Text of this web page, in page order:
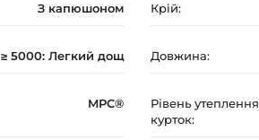
З капюшоном Крій:
≥ 5000: Легкий дощ Довжина:
MPC®
Рівень утеплення
курток: